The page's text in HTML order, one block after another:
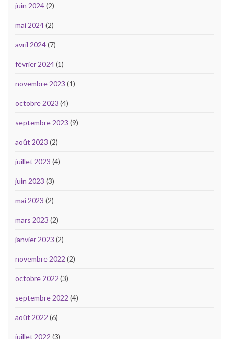
juin 2024(2)
mai 2024(2)
avril 2024(7)
février 2024(1)
novembre 2023 (1)
octobre 2023 (4)
septembre 2023 (9)
août 2023 (2)
juillet 2023 (4)
juin 2023 (3)
mai 2023 (2)
mars 2023 (2)
janvier 2023 (2)
novembre 2022 (2)
octobre 2022 (3)
septembre 2022 (4)
août 2022 (6)
juillet 2022 (3)